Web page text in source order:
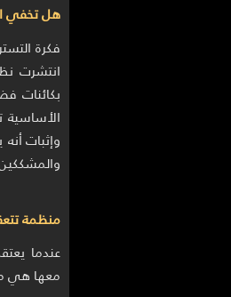
هل تخفي
انتشرت
بكائنات
وإثبات
والمشككين
منظمة
عندما
معها هي